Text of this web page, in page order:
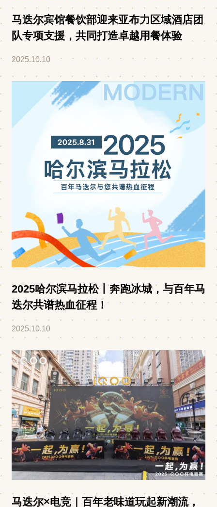
马迭尔宾馆餐饮部迎来亚布力区域酒店团
队专项支援，共同打造卓越用餐体验
2025.10.10
2025哈尔滨马拉松丨奔跑冰城，与百年马
迭尔共谱热血征程！
2025.10.10
马迭尔×电竞｜百年老味道玩起新潮流，